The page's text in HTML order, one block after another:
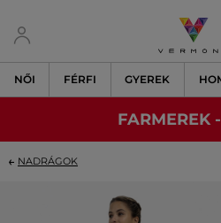
NŐI FÉRFI GYEREK
FARMEREK
NADRÁGOK